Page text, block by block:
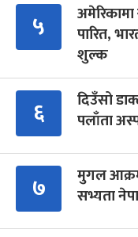
५
पारित,
शुल्क
६
दिउँसो
पलाँता
७
मुगल
सभ्यता